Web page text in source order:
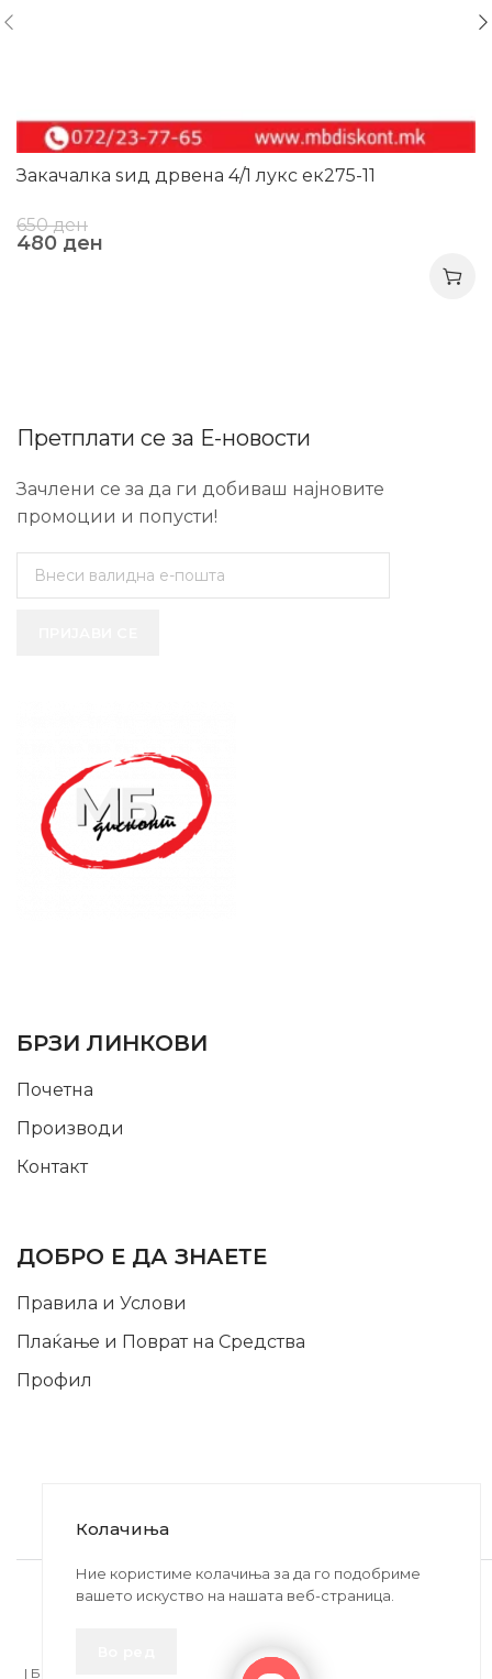
Закачалка ѕид дрвена 4/1 лукс ек275-11
650ден
480 ден
Претплати се за Е-новости
Зачлени се за да ги добиваш најновите
промоции и попусти!
БРЗИ ЛИНКОВИ
Почетна
Производи
Контакт
ДОБРО Е ДА ЗНАЕТЕ
Правила и Услови
Плаќање и Поврат на Средства
Профил
2020-2024 © MB DISKONT. Изработено од
БРАМИТ ДООЕЛ
| БРАЌА МИНКОВИ 57, 2400 СТРУМИЦА | ДПТУ
Колачиња
Ние користиме колачиња за да го подобриме
вашето искуство на нашата веб-страница.